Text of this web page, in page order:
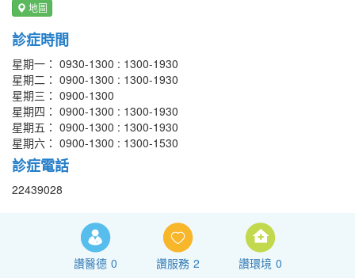
地圖
診症時間
星期一： 0930-1300 : 1300-1930
星期二： 0900-1300 : 1300-1930
星期三： 0900-1300
星期四： 0900-1300 : 1300-1930
星期五： 0900-1300 : 1300-1930
星期六： 0900-1300 : 1300-1530
診症電話
22439028
讚醫德 0 讚服務 2 讚環境 0